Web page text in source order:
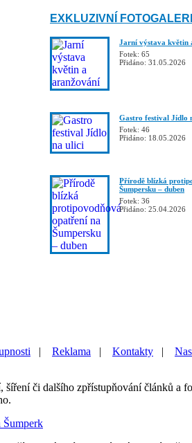
EXKLUZIVNÍ
Jarní výstava květin
Fotek: 65
Přidáno: 31.05.2026
Gastro festival Jídlo
Fotek: 46
Přidáno: 18.05.2026
Přírodě blízká
Šumpersku – duben
Fotek: 36
Přidáno: 25.04.2026
Reklama Kontakty
šíření či dalšího zpřístupňování článků a
Šumperk